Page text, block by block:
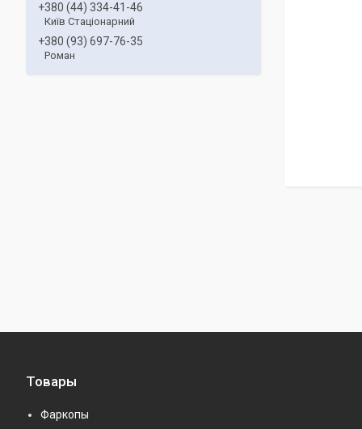
+380 (44) 334-41-46
Київ Стаціонарний
+380 (93) 697-76-35
Роман
Товары
Фаркопы